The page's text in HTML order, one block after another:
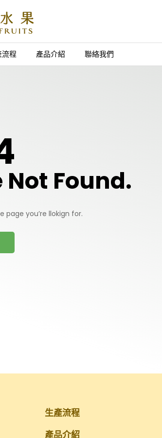
流程 產品介紹 聯絡我們
Not Found.
page you’re llokign for.
生產流程
產品介紹